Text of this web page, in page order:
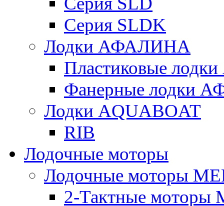
Серия SLDK
Лодки АФАЛИНА
Пластиковые
Фанерные лодки
Лодки AQUABOAT
RIB
Лодочные моторы
Лодочные моторы
2-Тактные моторы